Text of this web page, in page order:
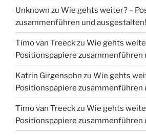
Unknown zu Wie gehts weiter? –
zusammenführen und ausgestalten!
Timo van Treeckzu Wie gehts
Positionspapiere zusammenführen
Katrin Girgensohn zu Wie gehts
Positionspapiere zusammenführen
Timo van Treeckzu Wie gehts
Positionspapiere zusammenführen